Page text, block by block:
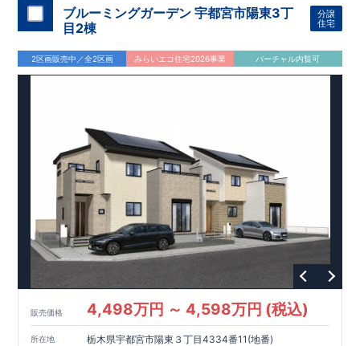
コストダウンに努めています。【耐震等級3取得】・東栄住宅
の建物は、国が定めた耐震等級で最高の3を取得。建築基準法
で定められた、｢数百年に一度発生する地震に対して、倒壊、崩
壊しない。｣という基準から、さらに1.5倍の耐震力を達成して
います。【住宅性能評価ダブル取得】・設計住宅性能評価：
上だけでなく、現場の施工状況を検査した上で、品質を保証し
ています。【長期優良住宅】・東栄住宅は、全7つの技術基準
のうち、4つの最高等級を取得。長期優良住宅とは、｢良い家を
作って、きちんと手入れをして、長く大切に使う｣ことを目的と
した認定制度。住宅ローン減税、固定資産税などの税制優遇を
受けられるだけでなく、中古市場でも、長期優良住宅が有利に
働きます。
【充実のアフターサポート】 ・東栄住宅では、お
引渡し後最大10回の無料定期点検と、60年間の品質保証を実
施。お引渡しからが本当のお付き合いだと考え、アフターサー
ビスを外部の業者に委託せず、東栄住宅グループ「東栄ホーム
サービス株式会社」にて責任をもって対応いたします。
ブルーミングガーデン 宇都宮市陽東3丁
目2棟
分譲
住宅
2区画販売中／全2区画 みらいエコ住宅2026事業 バーチャル内覧可
販売価格 4,498万円 ～ 4,598万円 (税込)
所在地 栃木県宇都宮市陽東３丁目4334番11(地番)